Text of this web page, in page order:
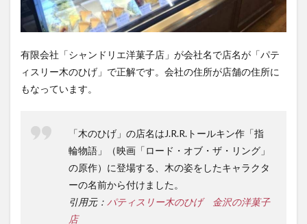
有限会社「シャンドリエ洋菓子店」が会社名で店名が「パテ
ィスリー木のひげ」で正解です。会社の住所が店舗の住所に
もなっています。
「木のひげ」の店名はJ.R.R.トールキン作「指
輪物語」（映画「ロード・オブ・ザ・リング」
の原作）に登場する、木の姿をしたキャラクタ
ーの名前から付けました。
引用元： パティスリー木のひげ 金沢の洋菓子
店